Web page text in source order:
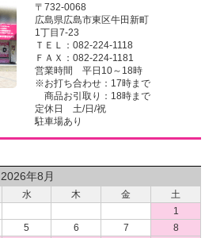
〒732-0068
広島県広島市東区牛田新町
1丁目7-23
ＴＥＬ：082-224-1118
ＦＡＸ：082-224-1181
営業時間 平日10～18時
※お打ち合わせ：17時まで
商品お引取り：18時まで
定休日 土/日/祝
駐車場あり
2026年8月
水 木 金
土
1
5 6 7
8